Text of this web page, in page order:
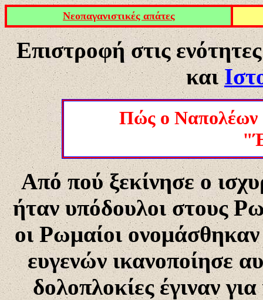
Νεοπαγανιστικές απάτες
Επιστροφή στις
και
Πώς ο Ναπολέων
Από πού ξεκίνησε ο
ήταν υπόδουλοι στους
οι Ρωμαίοι
ευγενών ικανοποίησε
δολοπλοκίες έγιναν